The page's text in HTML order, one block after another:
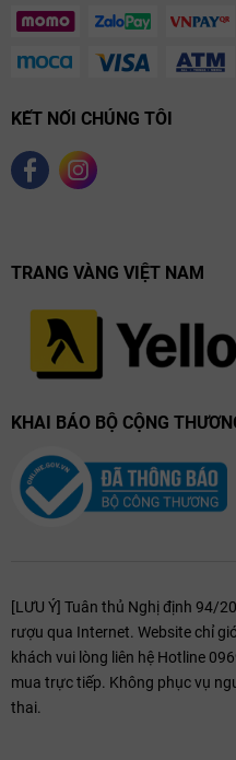
KẾT NỐI CHÚNG TÔI
TRANG VÀNG VIỆT NAM
KHAI BÁO BỘ CỘNG
[LƯU Ý] Tuân thủ Nghị định 94/
rượu qua Internet. Website chỉ
khách vui lòng liên hệ Hotline
mua trực tiếp. Không phục vụ
thai.